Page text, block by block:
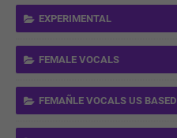
EXPERIMENTAL
FEMALE VOCALS
FEMAÑLE VOCALS US BASED